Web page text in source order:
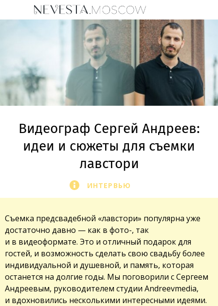
Видеограф Сергей Андреев:
идеи и сюжеты для съемки
лавстори
ИНТЕРВЬЮ
Съемка предсвадебной «лавстори» популярна уже
достаточно давно — как в фото-, так
и в видеоформате. Это и отличный подарок для
гостей, и возможность сделать свою свадьбу более
индивидуальной и душевной, и память, которая
останется на долгие годы. Мы поговорили с Сергеем
Андреевым, руководителем студии Andreevmedia,
и вдохновились несколькими интересными идеями.